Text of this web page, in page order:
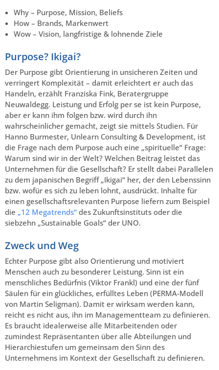
Why – Purpose, Mission, Beliefs
How – Brands, Markenwert
Wow – Vision, langfristige & lohnende Ziele
Purpose? Ikigai?
Der Purpose gibt Orientierung in unsicheren Zeiten und
verringert Komplexität – damit erleichtert er auch das
Handeln, erzählt Franziska Fink, Beratergruppe
Neuwaldegg. Leistung und Erfolg per se ist kein Purpose,
aber er kann ihm folgen bzw. wird durch ihn
wahrscheinlicher gemacht, zeigt sie mittels Studien. Für
Hanno Burmester, Unlearn Consulting & Development, ist
die Frage nach dem Purpose auch eine „spirituelle“ Frage:
Warum sind wir in der Welt? Welchen Beitrag leistet das
Unternehmen für die Gesellschaft? Er stellt dabei Parallelen
zu dem japanischen Begriff „Ikigai“ her, der den Lebenssinn
bzw. wofür es sich zu leben lohnt, ausdrückt. Inhalte für
einen gesellschaftsrelevanten Purpose liefern zum Beispiel
die „12 Megatrends“ des Zukunftsinstituts oder die
siebzehn „Sustainable Goals“ der UNO.
Zweck und Weg
Echter Purpose gibt also Orientierung und motiviert
Menschen auch zu besonderer Leistung. Sinn ist ein
menschliches Bedürfnis (Viktor Frankl) und eine der fünf
Säulen für ein glückliches, erfülltes Leben (PERMA-Modell
von Martin Seligman). Damit er wirksam werden kann,
reicht es nicht aus, ihn im Managementteam zu definieren.
Es braucht idealerweise alle Mitarbeitenden oder
zumindest Repräsentanten über alle Abteilungen und
Hierarchiestufen um gemeinsam den Sinn des
Unternehmens im Kontext der Gesellschaft zu definieren.